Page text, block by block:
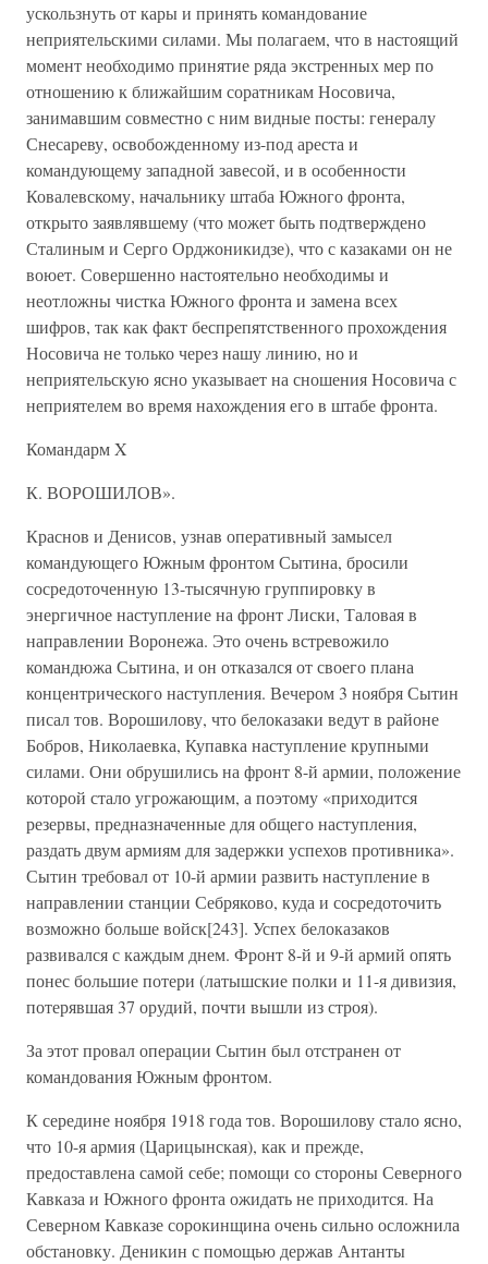
ускользнуть от кары и принять командование
неприятельскими силами. Мы полагаем, что в настоящий
момент необходимо принятие ряда экстренных мер по
отношению к ближайшим соратникам Носовича,
занимавшим совместно с ним видные посты: генералу
Снесареву, освобожденному из-под ареста и
командующему западной завесой, и в особенности
Ковалевскому, начальнику штаба Южного фронта,
открыто заявлявшему (что может быть подтверждено
Сталиным и Серго Орджоникидзе), что с казаками он не
воюет. Совершенно настоятельно необходимы и
неотложны чистка Южного фронта и замена всех
шифров, так как факт беспрепятственного прохождения
Носовича не только через нашу линию, но и
неприятельскую ясно указывает на сношения Носовича с
неприятелем во время нахождения его в штабе фронта.
Командарм X
К. ВОРОШИЛОВ».
Краснов и Денисов, узнав оперативный замысел
командующего Южным фронтом Сытина, бросили
сосредоточенную 13-тысячную группировку в
энергичное наступление на фронт Лиски, Таловая в
направлении Воронежа. Это очень встревожило
командюжа Сытина, и он отказался от своего плана
концентрического наступления. Вечером 3 ноября Сытин
писал тов. Ворошилову, что белоказаки ведут в районе
Бобров, Николаевка, Купавка наступление крупными
силами. Они обрушились на фронт 8-й армии, положение
которой стало угрожающим, а поэтому «приходится
резервы, предназначенные для общего наступления,
раздать двум армиям для задержки успехов противника».
Сытин требовал от 10-й армии развить наступление в
направлении станции Себряково, куда и сосредоточить
возможно больше войск[243]. Успех белоказаков
развивался с каждым днем. Фронт 8-й и 9-й армий опять
понес большие потери (латышские полки и 11-я дивизия,
потерявшая 37 орудий, почти вышли из строя).
За этот провал операции Сытин был отстранен от
командования Южным фронтом.
К середине ноября 1918 года тов. Ворошилову стало ясно,
что 10-я армия (Царицынская), как и прежде,
предоставлена самой себе; помощи со стороны Северного
Кавказа и Южного фронта ожидать не приходится. На
Северном Кавказе сорокинщина очень сильно осложнила
обстановку. Деникин с помощью держав Антанты